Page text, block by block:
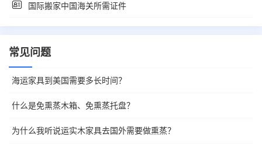
国际搬家中国海关所需证件
常见问题
海运家具到美国需要多长时间？
什么是免熏蒸木箱、免熏蒸托盘？
为什么我听说运实木家具去国外需要做熏蒸？